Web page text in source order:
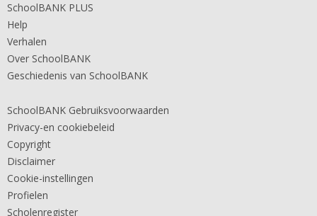
SchoolBANK PLUS
Help
Verhalen
Over SchoolBANK
Geschiedenis van SchoolBANK
SchoolBANK Gebruiksvoorwaarden
Privacy-en cookiebeleid
Copyright
Disclaimer
Cookie-instellingen
Profielen
Scholenregister